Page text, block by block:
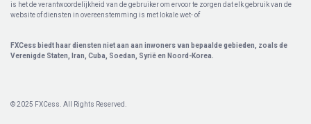
is het de verantwoordelijkheid van de gebruiker om ervoor te zorgen dat elk gebruik van de
website of diensten in overeenstemming is met lokale wet- of
FXCess biedt haar diensten niet aan aan inwoners van bepaalde gebieden, zoals de
Verenigde Staten, Iran, Cuba, Soedan, Syrië en Noord-Korea.
© 2025 FXCess. All Rights Reserved.